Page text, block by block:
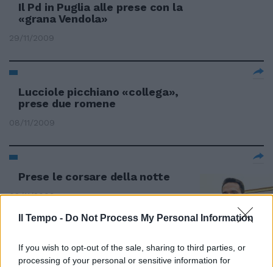
Il Tempo - Do Not Process My Personal Information
If you wish to opt-out of the sale, sharing to third parties, or
processing of your personal or sensitive information for
Il Pd in Puglia alle prese con la
«grana Vendola»
29/11/2009
Lucciole picchiano «collega»,
prese due romene
08/11/2009
Prese le corsare della notte
08/11/2009
(...) Angela Merkel e Vladimir
Putin, rappresentanti dei due